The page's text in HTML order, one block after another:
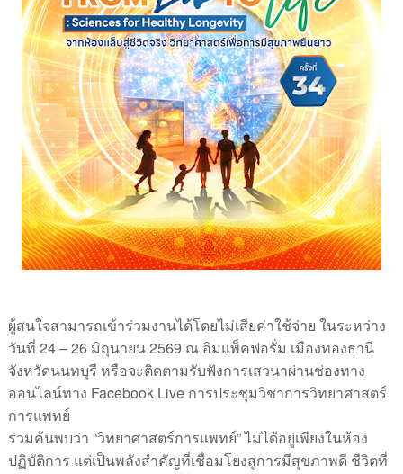
ผู้สนใจสามารถเข้าร่วมงานได้โดยไม่เสียค่าใช้จ่าย ในระหว่าง
วันที่ 24 – 26 มิถุนายน2569 ณ อิมแพ็คฟอรั่ม เมืองทองธานี
จังหวัดนนทบุรี หรือจะติดตามรับฟังการเสวนาผ่านช่องทาง
ออนไลน์ทาง Facebook Live การประชุมวิชาการวิทยาศาสตร์
การแพทย์
ร่วมค้นพบว่า “วิทยาศาสตร์การแพทย์”ไม่ได้อยู่เพียงในห้อง
ปฏิบัติการ แต่เป็นพลังสำคัญที่เชื่อมโยงสู่การมีสุขภาพดี ชีวิตที่